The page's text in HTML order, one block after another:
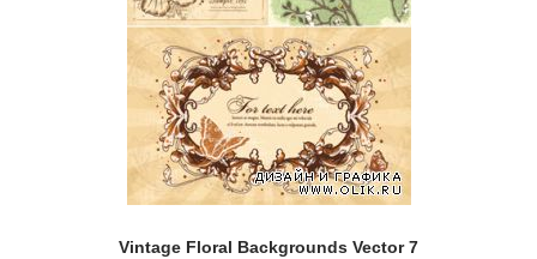
Vintage Floral Backgrounds Vector 7